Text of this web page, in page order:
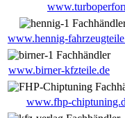
www.hennig-
www.birner-kfzteile.de
www.fhp-